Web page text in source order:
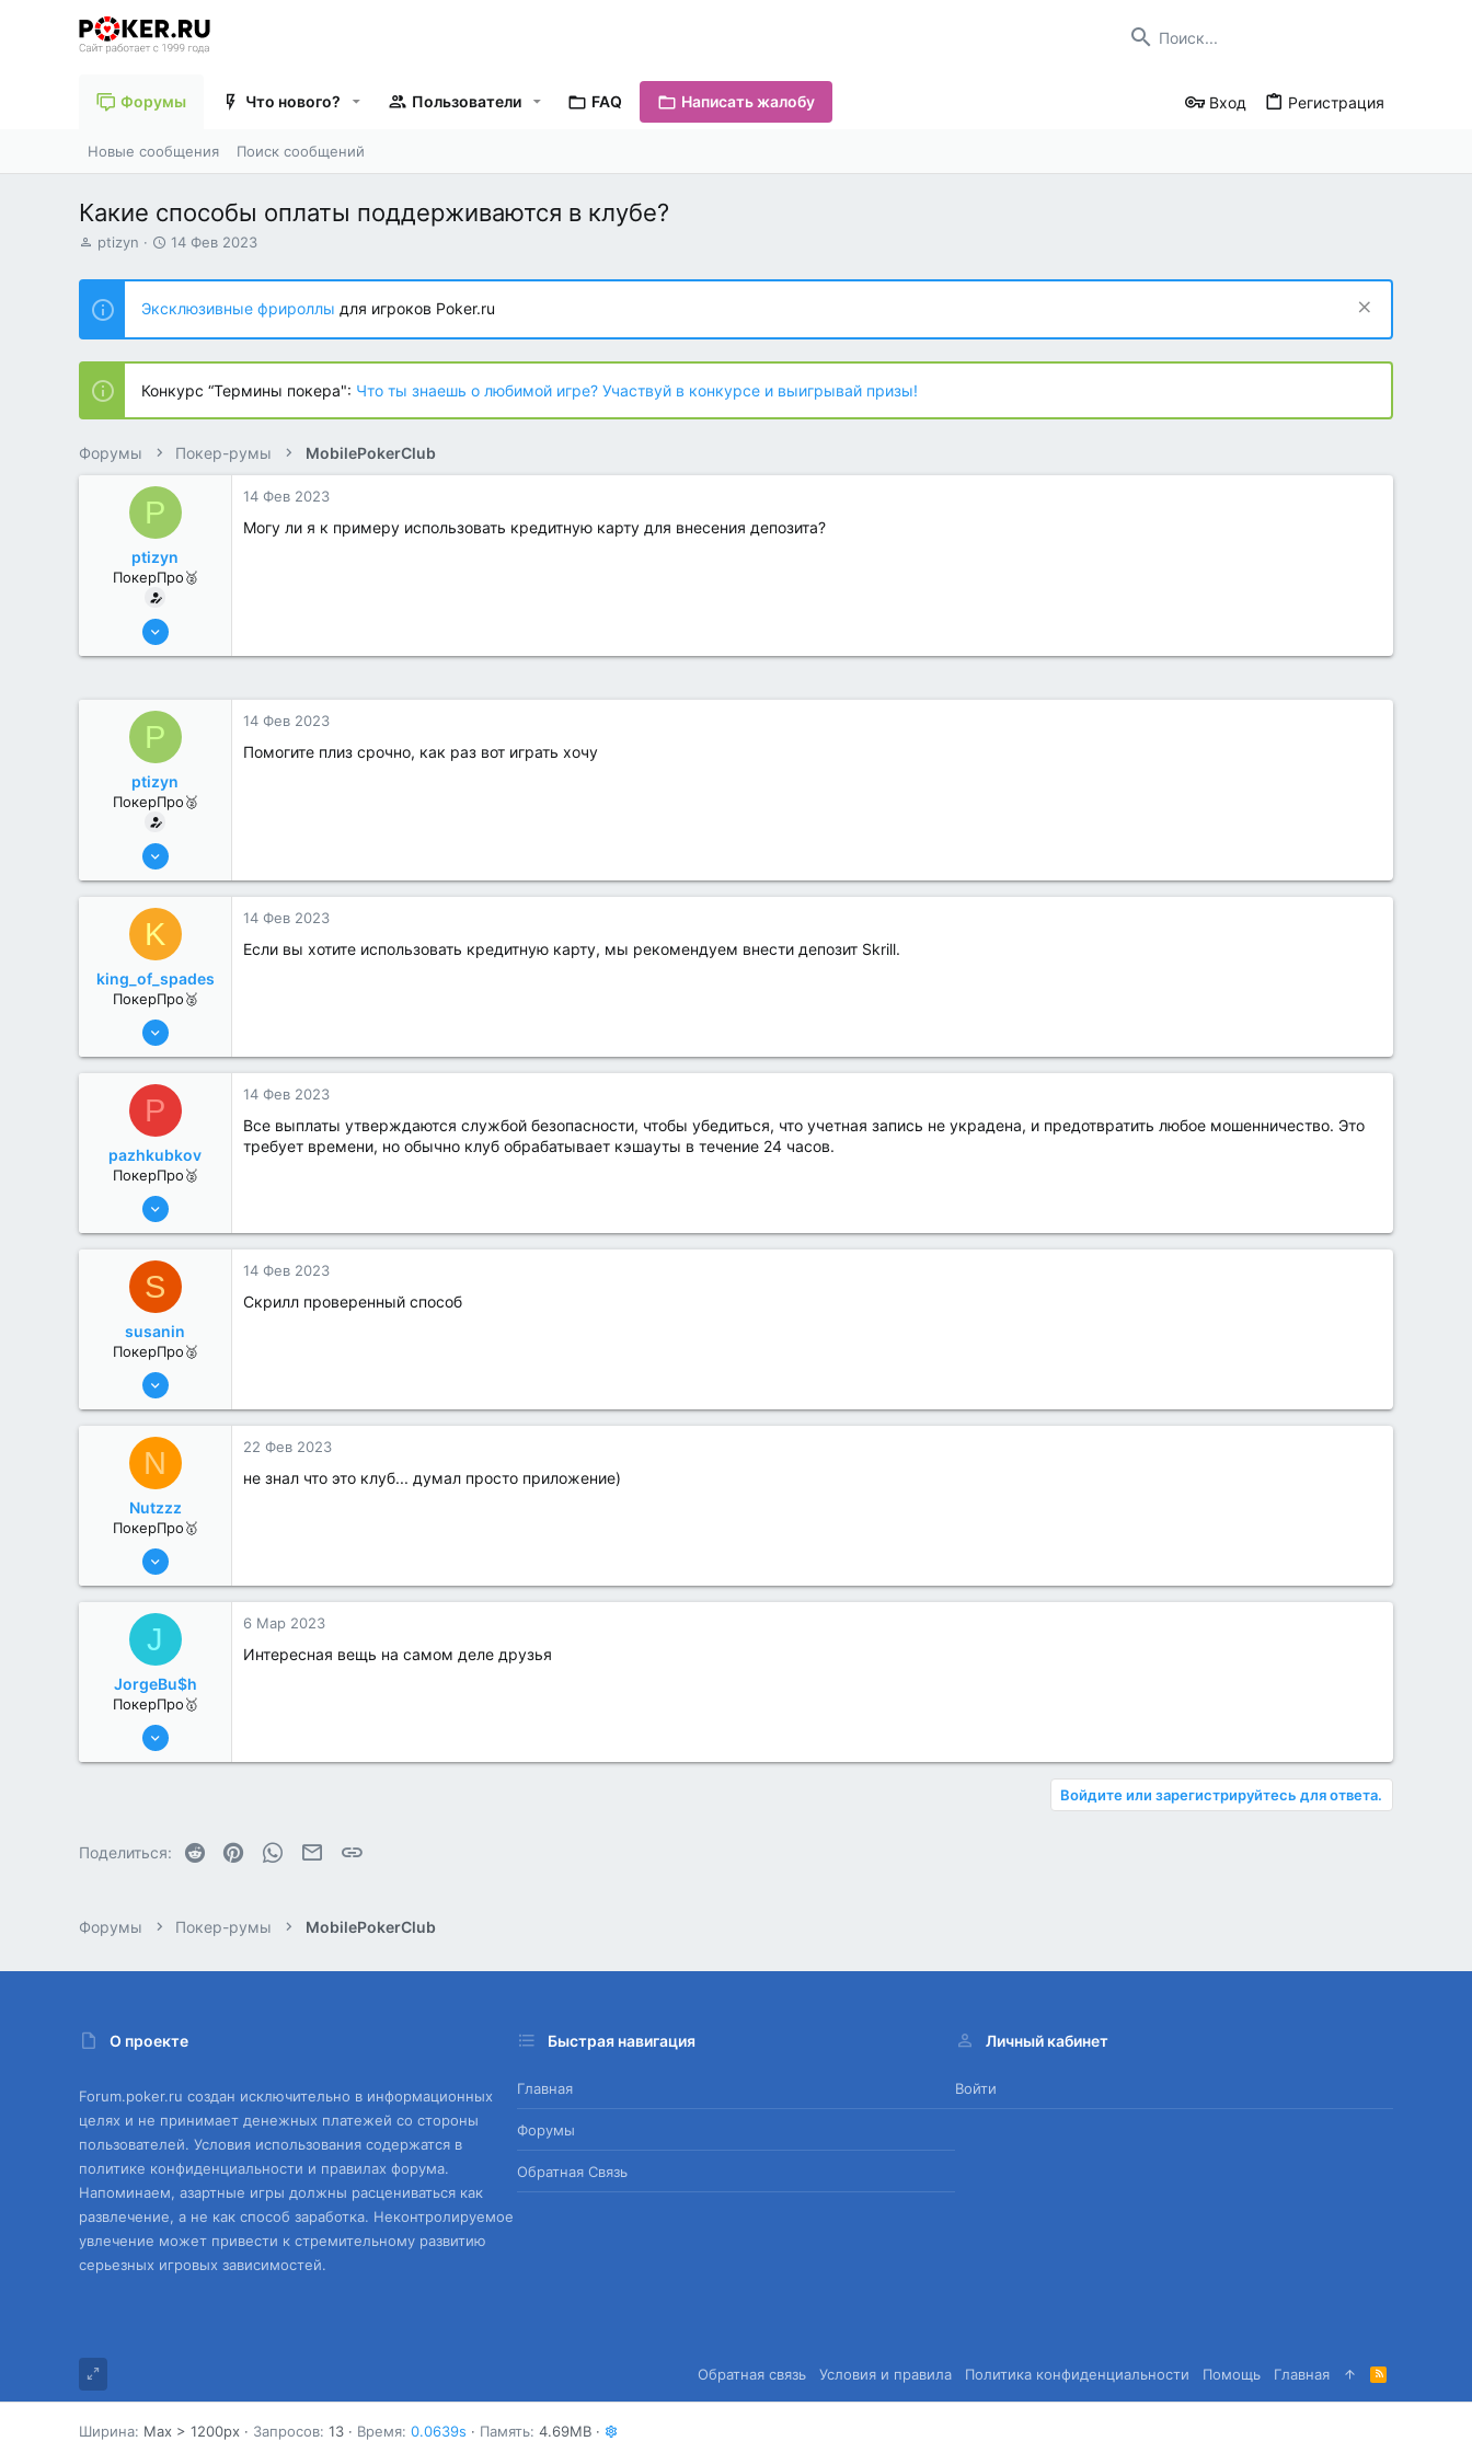
Форумы Что нового? Пользователи FAQ Написать жалобу Вход Регистрация
Новые сообщения Поиск сообщений
Какие способы оплаты поддерживаются в клубе?
А
т
о
р
т
е
м
ы
ptizyn
Д
т
н
а
ч
л
а
14 Фев 2023
Эксклюзивные фрироллы для игроков Poker.ru
Конкурс “Термины покера": Что ты знаешь о любимой игре? Участвуй в конкурсе и выигрывай призы!
Форумы Покер-румы MobilePokerClub
P
ptizyn
ПокерПро🥈
6 Июн 2022
14 Фев 2023
Могу ли я к примеру использовать кредитную карту для внесения депозита?
P
ptizyn
ПокерПро🥈
6 Июн 2022
0
14 Фев 2023
Помогите плиз срочно, как раз вот играть хочу
K
king_of_spades
ПокерПро🥈
6 Июн 2022
0
14 Фев 2023
Если вы хотите использовать кредитную карту, мы рекомендуем внести депозит Skrill.
P
pazhkubkov
ПокерПро🥈
6 Июн 2022
0
14 Фев 2023
Все выплаты утверждаются службой безопасности, чтобы убедиться, что учетная запись не украдена, и предотвратить любое мошенничество. Это
требует времени, но обычно клуб обрабатывает кэшауты в течение 24 часов.
S
susanin
ПокерПро🥈
6 Июн 2022
1
14 Фев 2023
Скрилл проверенный способ
N
Nutzzz
ПокерПро🥇
8 Июн 2022
4
22 Фев 2023
не знал что это клуб... думал просто приложение)
J
JorgeBu$h
ПокерПро🥇
25 Июл 2022
6 Мар 2023
Интересная вещь на самом деле друзья
Войдите или зарегистрируйтесь для ответа.
Поделиться: Reddit PinterestWhatsAppЭлектронная почта
Форумы Покер-румы MobilePokerClub
О проекте
Forum.poker.ru создан исключительно в информационных
целях и не принимает денежных платежей со стороны
пользователей. Условия использования содержатся в
политике конфиденциальности и правилах форума.
Напоминаем, азартные игры должны расцениваться как
развлечение, а не как способ заработка. Неконтролируемое
увлечение может привести к стремительному развитию
серьезных игровых зависимостей.
Быстрая навигация
Главная
Форумы
Обратная Связь
Личный кабинет
Войти
Обратная связь Условия и правила Политика конфиденциальности Помощь Главная
R
S
S
Ширина Запросов 13 Время 0.0639s Память 4.69MB